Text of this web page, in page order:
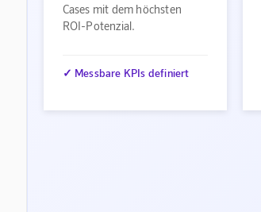
Cases mit dem höchsten
ROI-Potenzial.
✓ Messbare KPIs definiert